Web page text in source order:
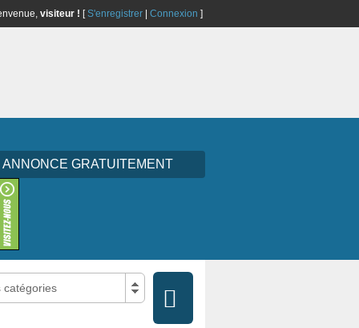
visiteur ! [S'enregistrer Connexion ]
GRATUITEMENT
catégories